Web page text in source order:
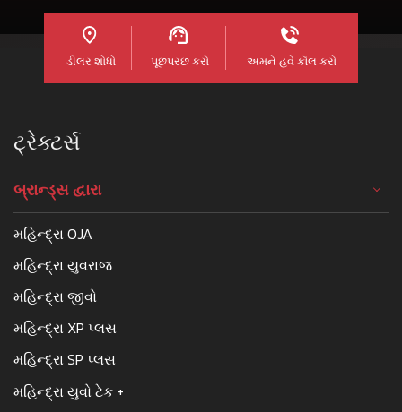
tractorcare@mahindra.com
ડીલર શોધો પૂછપરછ કરો અમને હવે કૉલ કરો
ટ્રેક્ટર્સ
બ્રાન્ડ્સ દ્વારા
મહિન્દ્રા OJA
મહિન્દ્રા યુવરાજ
મહિન્દ્રા જીવો
મહિન્દ્રા XP પ્લસ
મહિન્દ્રા SP પ્લસ
મહિન્દ્રા યુવો ટેક +